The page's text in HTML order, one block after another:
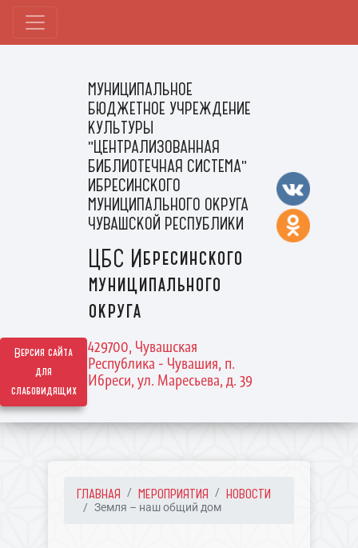
Версия сайта
для
слабовидящих
МУНИЦИПАЛЬНОЕ
БЮДЖЕТНОЕ УЧРЕЖДЕНИЕ
КУЛЬТУРЫ
"ЦЕНТРАЛИЗОВАННАЯ
БИБЛИОТЕЧНАЯ СИСТЕМА"
ИБРЕСИНСКОГО
МУНИЦИПАЛЬНОГО ОКРУГА
ЧУВАШСКОЙ РЕСПУБЛИКИ
ЦБС Ибресинского
муниципального
округа
429700, Чувашская
Республика - Чувашия, п.
Ибреси, ул. Маресьева, д. 39
ГЛАВНАЯ МЕРОПРИЯТИЯ НОВОСТИ
Земля – наш общий дом